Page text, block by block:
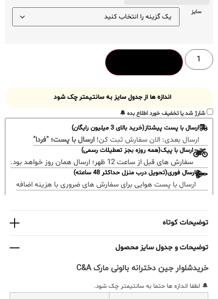
سایز
اندازه ها از جدول سایز به سانتیمتر چک شود
شارژ شد یا تخفیف خورد اطلاع بده 🔔
ارسال با پست پیشتاز(خرید بالای 3 میلیون رایگان)
ارسال بعدی: الان سفارش ثبت کن! ارسال با پست؛ "فردا"
ارسال با پیک(همه روزه بجز تعطیلات رسمی)
سفارش های قبل از ساعت 12 ظهر؛ ارسال همان روز خواهد بود.
ارسال فوری(تحویل درب منزل حداکثر 48 ساعته)
ارسال با پست هوایی برای سفارش های ضروری با هزینه اضافه
توضیحات کوتاه
توضیحات و جدول سایز محصول
خریدشلوار جین دخترانه بالونی مارک C&A
🔔 لطفا اندازه ها حتما به سانتیمتر چک شود.